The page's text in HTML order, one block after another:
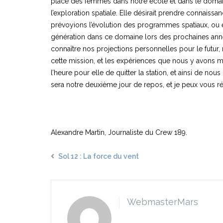
l’exploration spatiale. Elle désirait prendre
prévoyions l’évolution des programmes spatiaux,
génération dans ce domaine lors des prochaines
connaître nos projections personnelles pour le
cette mission, et les expériences que nous y avons
l’heure pour elle de quitter la station, et ainsi de
sera notre deuxième jour de repos, et je peux vous
Alexandre Martin, Journaliste du Crew 189.
Sol 12 : La force du vent
WebmasterMars